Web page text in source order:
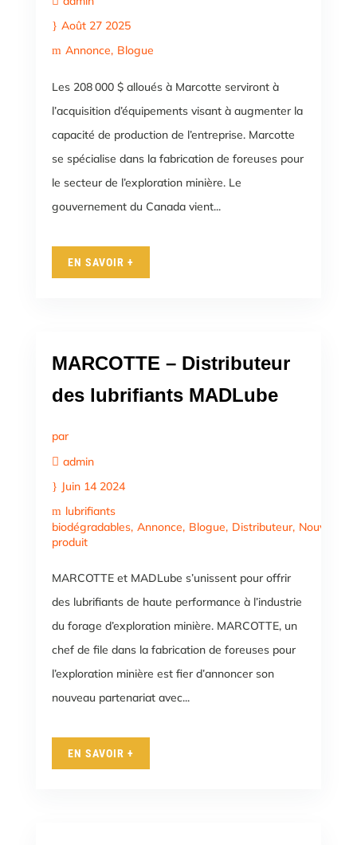
Août 27 2025
Annonce Blogue
Les 208 000 $ alloués à Marcotte serviront à
l’acquisition d’équipements visant à augmenter la
capacité de production de l’entreprise. Marcotte
se spécialise dans la fabrication de foreuses pour
le secteur de l’exploration minière. Le
gouvernement du Canada vient...
EN SAVOIR +
MARCOTTE – Distributeur
des lubrifiants MADLube
par
admin
Juin 14 2024
lubrifiants
biodégradables Annonce Blogue Distributeur Nouveau
produit
MARCOTTE et MADLube s’unissent pour offrir
des lubrifiants de haute performance à l’industrie
du forage d’exploration minière. MARCOTTE, un
chef de file dans la fabrication de foreuses pour
l’exploration minière est fier d’annoncer son
nouveau partenariat avec...
EN SAVOIR +